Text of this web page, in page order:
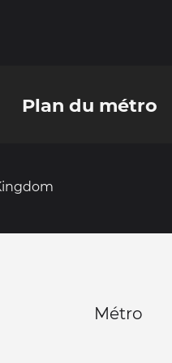
Plan du métro
Métro